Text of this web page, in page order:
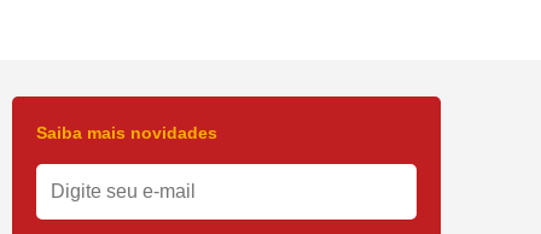
Saiba mais novidades